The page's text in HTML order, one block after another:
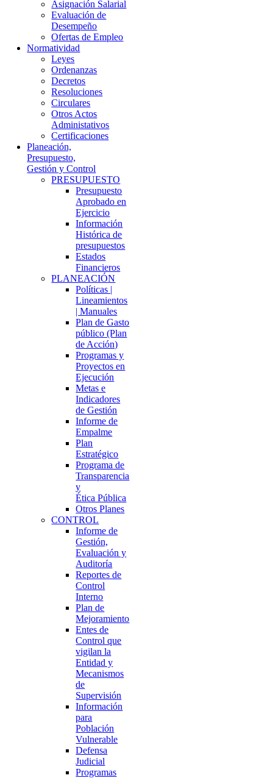
Asignación Salarial
Evaluación de
Desempeño
Ofertas de Empleo
Normatividad
Leyes
Ordenanzas
Decretos
Resoluciones
Circulares
Otros Actos
Administativos
Certificaciones
Planeación,
Presupuesto,
Gestión y Control
PRESUPUESTO
Presupuesto
Aprobado en
Ejercicio
Información
Histórica de
presupuestos
Estados
Financieros
PLANEACIÓN
Políticas |
Lineamientos
| Manuales
Plan de Gasto
público (Plan
de Acción)
Programas y
Proyectos en
Ejecución
Metas e
Indicadores
de Gestión
Informe de
Empalme
Plan
Estratégico
Programa de
Transparencia
y
Ética Pública
Otros Planes
CONTROL
Informe de
Gestión,
Evaluación y
Auditoría
Reportes de
Control
Interno
Plan de
Mejoramiento
Entes de
Control que
vigilan la
Entidad y
Mecanismos
de
Supervisión
Información
para
Población
Vulnerable
Defensa
Judicial
Programas